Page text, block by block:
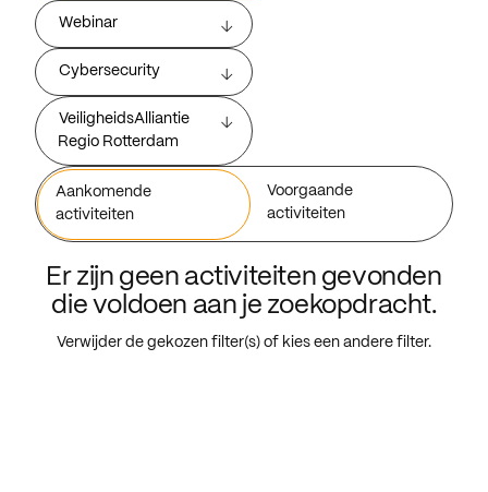
Webinar
Cybersecurity
VeiligheidsAlliantie
Regio Rotterdam
Aankomende
activiteiten
Voorgaande
activiteiten
Er zijn geen activiteiten gevonden
die voldoen aan je zoekopdracht.
Verwijder de gekozen filter(s) of kies een andere filter.